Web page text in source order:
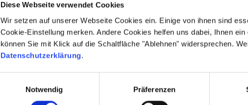
Diese Webseite verwendet Cookies
Wir setzen auf unserer Webseite Cookies ein. Einige von ihnen sind
Cookie-Einstellung merken. Andere Cookies helfen uns dabei, Ihnen
können Sie mit Klick auf die Schaltfläche "Ablehnen" widersprechen.
Datenschutzerklärung.
Notwendig
Präferenzen
Spielen bekannte Thrombophilien eine
besonders gefährdet?
Der Mechanismus der Impfkomplikation
es aktuell kein erhöhtes Risiko für
Wann sollte eine Bildgebung